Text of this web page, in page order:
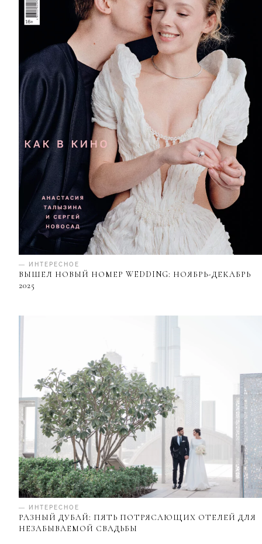
— ИНТЕРЕСНОЕ
ВЫШЕЛ НОВЫЙ НОМЕР WEDDING: НОЯБРЬ-ДЕКАБРЬ
2025
— ИНТЕРЕСНОЕ
РАЗНЫЙ ДУБАЙ: ПЯТЬ ПОТРЯСАЮЩИХ ОТЕЛЕЙ ДЛЯ
НЕЗАБЫВАЕМОЙ СВАДЬБЫ